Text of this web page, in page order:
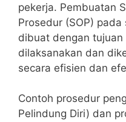
pekerja. Pembuatan
Prosedur (SOP)
dibuat dengan tujuan
dilaksanakan dan
secara efisien dan
Contoh prosedur
Pelindung Diri) dan